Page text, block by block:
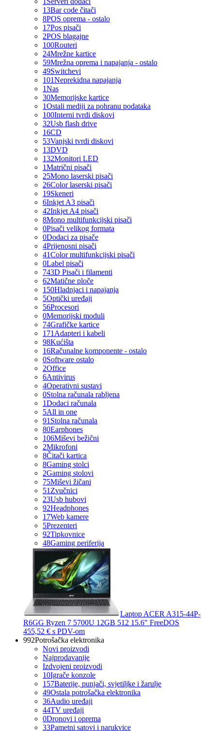
13Bar code čitači
8POS oprema - ostalo
17Pos pisači
2POS blagajne
100Routeri
24Mrežne kartice
59Mrežna oprema i napajanja - ostalo
49Switchevi
101Neprekidna napajanja
1Nas
30Memorijske kartice
1Ostali mediji za pohranu podataka
100Interni tvrdi diskovi
32Usb flash drive
16CD
53Vanjski tvrdi diskovi
13DVD
132Monitori LED
1Matrični pisači
25Mono laserski pisači
26Color laserski pisači
19Skeneri
6Inkjet A3 pisači
42Inkjet A4 pisači
8Mono multifunkcijski pisači
0Pisači velikog formata
0Dodaci za pisače
4Prijenosni pisači
41Color multifunkcijski pisači
0Label pisači
743D Pisači i filamenti
62Matične ploče
150Hladnjaci i napajanja
5Optički uređaji
56Procesori
0Memorijski moduli
74Grafičke kartice
171 Adapteri i kabeli
98Kućišta
16Računalne komponente - ostalo
0Software ostalo
2Office
6Antivirus
4Operativni sustavi
0Stolna računala rabljena
1Dodaci računala
5All in one
91 Stolna računala
80Earphones
106Miševi bežični
2Mikrofoni
8Čitači kartica
8Gaming stolci
2Gaming stolovi
75Miševi žičani
51 Zvučnici
23Usb hubovi
92Headphones
17Web kamere
5Prezenteri
92Tipkovnice
48Gaming periferija
Laptop ACER A315-44P-
R6GG Ryzen 7 5700U 12GB 512 15.6" FreeDOS
455,52 € s PDV-om
992Potrošačka elektronika
Novi proizvodi
Najprodavanije
Izdvojeni proizvodi
10Igrače konzole
157Baterije, punjači, svjetiljke i žarulje
49Ostala potrošačka elektronika
36Audio uređaji
44TV uređaji
0Dronovi i oprema
33Pametni satovi i narukvice